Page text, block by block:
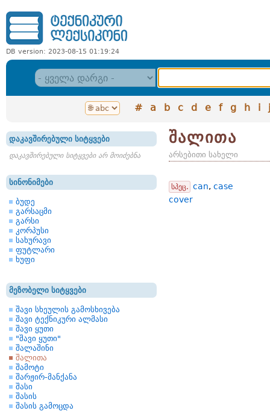
DB version: 2023-08-15 01:19:24
# a b c d e f g h i j
დაკავშირებული სიტყვები
დაკავშირებული სიტყვები არ მოიძებნა
სინონიმები
ბუდე
გარსაცმი
გარსი
კორპუსი
სახურავი
ფუტლარი
ხუფი
მეზობელი სიტყვები
შავი სხეულის გამოსხივება
შავი ტექნიკური ალმასი
შავი ყუთი
"შავი ყუთი"
შალაშინი
შალითა
შამოტი
შარჟირ-მანქანა
შასი
შასის
შასის გამოცდა
შალითა
არსებითი სახელი
სპეც. can, case
cover